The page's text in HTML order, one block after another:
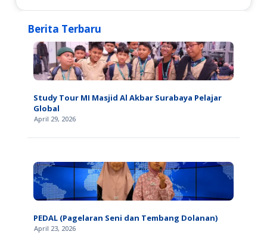
Berita Terbaru
Study Tour MI Masjid Al Akbar Surabaya Pelajar
Global
April 29, 2026
PEDAL (Pagelaran Seni dan Tembang Dolanan)
April 23, 2026